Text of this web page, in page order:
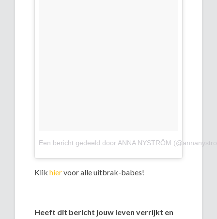
Een bericht gedeeld door ANNA NYSTRÖM
Klikhiervoor alle uitbrak-babes!
Heeft dit bericht jouw leven verrijkt en